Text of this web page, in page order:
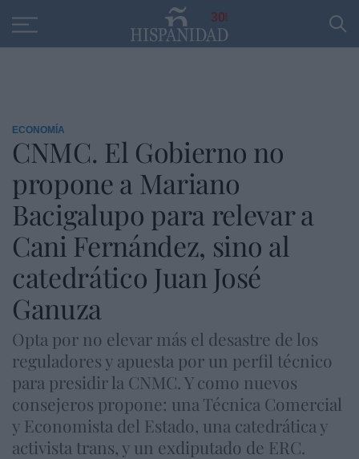
30
ECONOMÍA
CNMC. El Gobierno no
propone a Mariano
Bacigalupo para relevar a
Cani Fernández, sino al
catedrático Juan José
Ganuza
Opta por no elevar más el desastre de los
reguladores y apuesta por un perfil técnico
para presidir la CNMC. Y como nuevos
consejeros propone: una Técnica Comercial
y Economista del Estado, una catedrática y
activista trans, y un exdiputado de ERC.